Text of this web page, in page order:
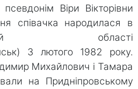
Віри Вікторівни
співачка народилася в
області
3 лютого 1982 року.
Михайлович і Тамара
на Придніпровському